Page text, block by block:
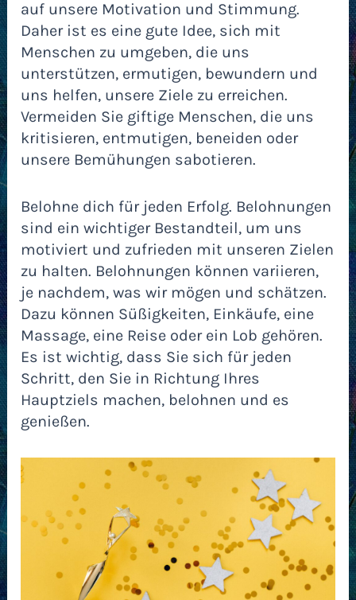
auf unsere Motivation und Stimmung.
Daher ist es eine gute Idee, sich mit
Menschen zu umgeben, die uns
unterstützen, ermutigen, bewundern und
uns helfen, unsere Ziele zu erreichen.
Vermeiden Sie giftige Menschen, die uns
kritisieren, entmutigen, beneiden oder
unsere Bemühungen sabotieren.
Belohne dich für jeden Erfolg. Belohnungen
sind ein wichtiger Bestandteil, um uns
motiviert und zufrieden mit unseren Zielen
zu halten. Belohnungen können variieren,
je nachdem, was wir mögen und schätzen.
Dazu können Süßigkeiten, Einkäufe, eine
Massage, eine Reise oder ein Lob gehören.
Es ist wichtig, dass Sie sich für jeden
Schritt, den Sie in Richtung Ihres
Hauptziels machen, belohnen und es
genießen.